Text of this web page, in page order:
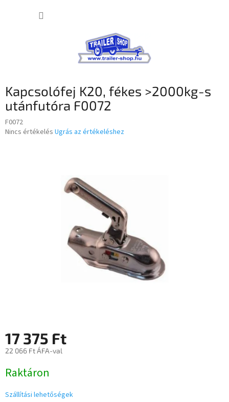
Kapcsolófej K20, fékes >2000kg-s
utánfutóra F0072
F0072
A
Nincs értékelés Ugrás az értékeléshez
17 375 Ft
22 066 Ft ÁFA-val
Raktáron
Szállítási lehetőségek